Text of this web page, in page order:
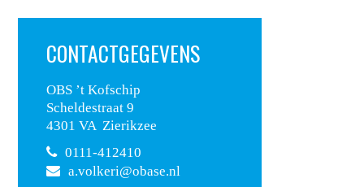
CONTACTGEGEVENS
OBS ’t Kofschip
Scheldestraat 9
4301 VA Zierikzee
0111-412410
a.volkeri@obase.nl